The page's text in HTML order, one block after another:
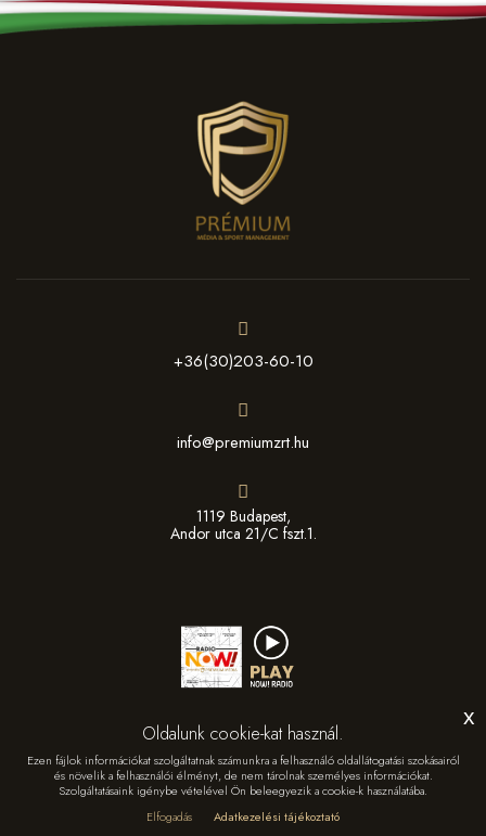
+36(30)203-60-10
info@premiumzrt.hu
1119 Budapest,
Andor utca 21/C fszt.1.
© Copyright2026 -Prémium Média & Sport Management Zrt.
Oldalunk cookie-kat használ.
Ezen fájlok információkat szolgáltatnak számunkra a felhasználó oldallátogatási szokásairól
és növelik a felhasználói élményt, de nem tárolnak személyes információkat.
Szolgáltatásaink igénybe vételével Ön beleegyezik a cookie-k használatába.
Elfogadás
Adatkezelési tájékoztató
x